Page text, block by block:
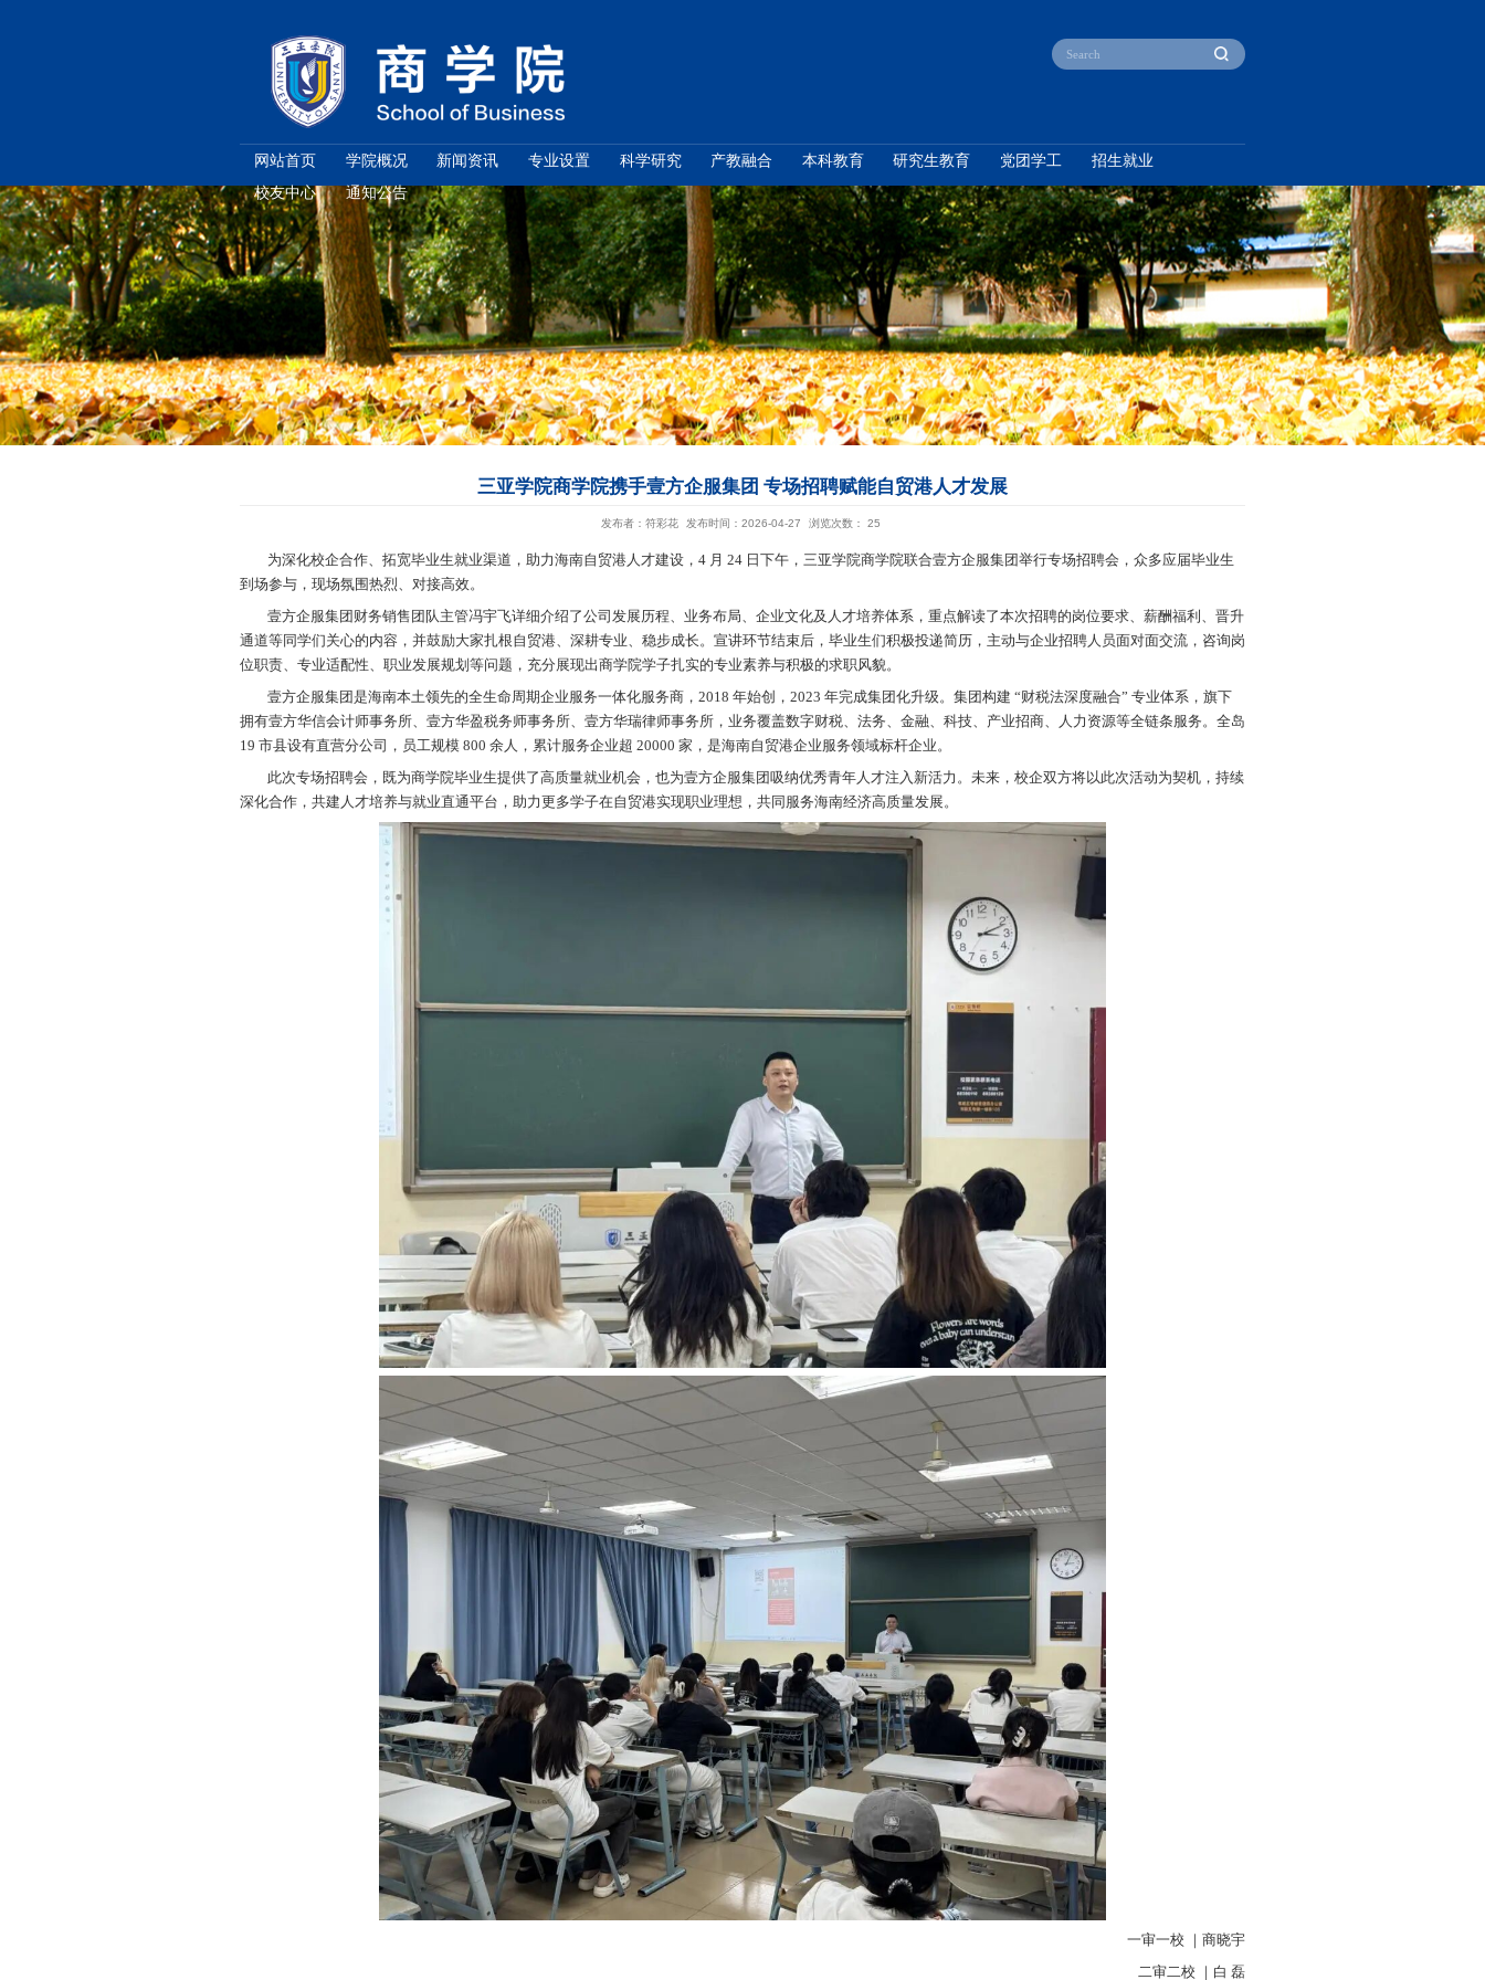
网站首页 学院概况 新闻资讯 专业设置 科学研究 产教融合 本科教育 研究生教育 党团
校友中心 通知公告
三亚学院商学院携手壹方企服集团 专场招聘赋能自贸港人才发展
发布者：符彩花
为深化校企合作、拓宽毕业生就业渠道，助力海南自贸港人才建设，4 月 24 日下午，三亚学院商学院联合壹方企服集团
到场参与，现场氛围热烈、对接高效。
壹方企服集团财务销售团队主管冯宇飞详细介绍了公司发展历程、业务布局、企业文化及人才培养体系，重点解读了本次
通道等同学们关心的内容，并鼓励大家扎根自贸港、深耕专业、稳步成长。宣讲环节结束后，毕业生们积极投递简历，主动与
位职责、专业适配性、职业发展规划等问题，充分展现出商学院学子扎实的专业素养与积极的求职风貌。
壹方企服集团是海南本土领先的全生命周期企业服务一体化服务商，2018 年始创，2023 年完成集团化升级。集团构建 “
拥有壹方华信会计师事务所、壹方华盈税务师事务所、壹方华瑞律师事务所，业务覆盖数字财税、法务、金融、科技、产业招
19 市县设有直营分公司，员工规模 800 余人，累计服务企业超 20000 家，是海南自贸港企业服务领域标杆企业。
此次专场招聘会，既为商学院毕业生提供了高质量就业机会，也为壹方企服集团吸纳优秀青年人才注入新活力。未来，校
深化合作，共建人才培养与就业直通平台，助力更多学子在自贸港实现职业理想，共同服务海南经济高质量发展。